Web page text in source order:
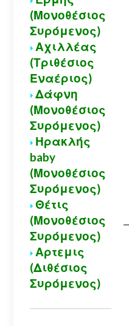
(Μονοθέσιος
Συρόμενος)
Αχιλλέας
(Τριθέσιος
Εναέριος)
Δάφνη
(Μονοθέσιος
Συρόμενος)
Ηρακλής
baby
(Μονοθέσιος
Συρόμενος)
Θέτις
(Μονοθέσιος
Συρόμενος)
Αρτεμις
(Διθέσιος
Συρόμενος)